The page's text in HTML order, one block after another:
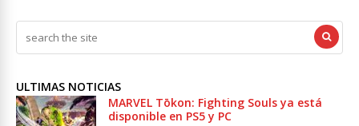
ULTIMAS NOTICIAS
MARVEL Tōkon: Fighting Souls ya está
disponible en PS5 y PC